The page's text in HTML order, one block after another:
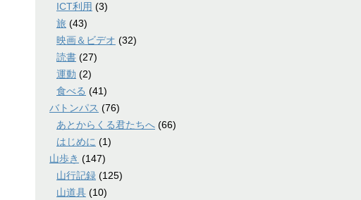
ICT利用 (3)
旅 (43)
映画＆ビデオ (32)
読書 (27)
運動 (2)
食べる (41)
バトンパス (76)
あとからくる君たちへ (66)
はじめに (1)
山歩き (147)
山行記録 (125)
山道具 (10)